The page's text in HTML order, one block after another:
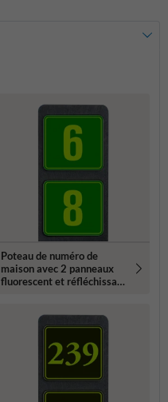
Poteau de numéro de
maison avec 2 panneaux
fluorescent et réfléchissant